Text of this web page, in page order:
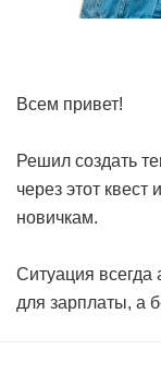
Всем привет!
Решил создать
через этот
новичкам.
Ситуация всегда
для зарплаты, а
Стал изучать